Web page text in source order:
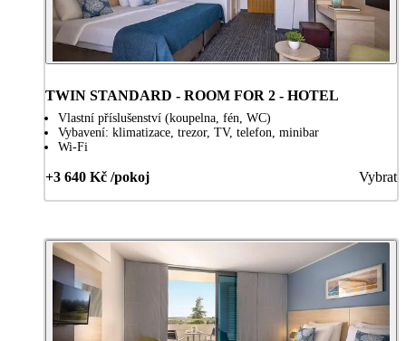
TWIN STANDARD - ROOM FOR 2 - HOTEL
Vlastní příslušenství (koupelna, fén, WC)
Vybavení: klimatizace, trezor, TV, telefon, minibar
Wi-Fi
+3 640 Kč /pokoj Vybrat